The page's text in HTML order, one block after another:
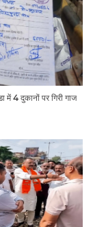
में 4 दुकानों पर गिरी गाज